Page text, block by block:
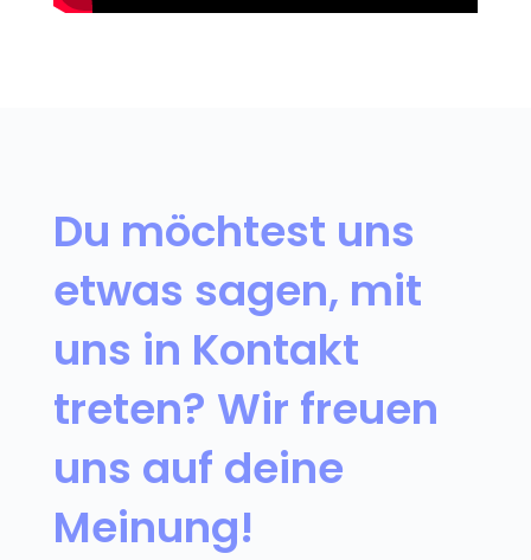
Du möchtest uns
etwas sagen, mit
uns in Kontakt
treten? Wir freuen
uns auf deine
Meinung!